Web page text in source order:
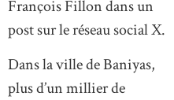
François Fillon dans un
post sur le réseau social X.
Dans la ville de Baniyas,
plus d’un millier de